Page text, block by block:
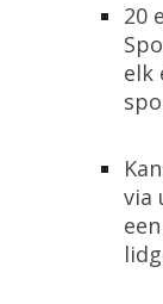
20
elk
via